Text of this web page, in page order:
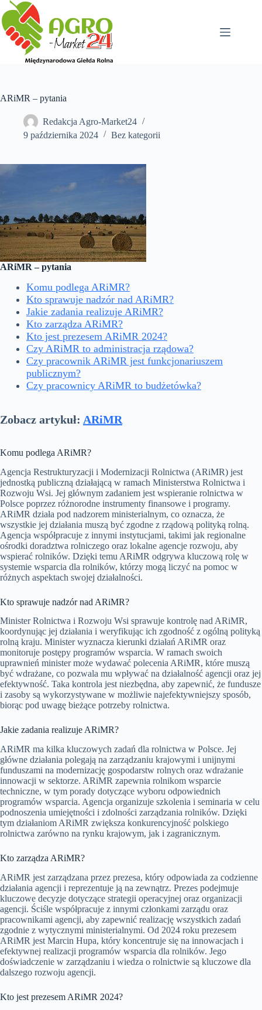
Przejdź
do
treści
ARiMR – pytania
Redakcja Agro-Market24
9 października 2024
Bez kategorii
ARiMR – pytania
Komu podlega ARiMR?
Kto sprawuje nadzór nad ARiMR?
Jakie zadania realizuje ARiMR?
Kto zarządza ARiMR?
Kto jest prezesem ARiMR 2024?
Czy ARiMR to administracja rządowa?
Czy pracownik ARiMR jest funkcjonariuszem
publicznym?
Czy pracownicy ARiMR to budżetówka?
Zobacz artykuł: ARiMR
Komu podlega ARiMR?
Agencja Restrukturyzacji i Modernizacji Rolnictwa (ARiMR) jest
jednostką publiczną działającą w ramach Ministerstwa Rolnictwa i
Rozwoju Wsi. Jej głównym zadaniem jest wspieranie rolnictwa w
Polsce poprzez różnorodne instrumenty finansowe i programy.
ARiMR działa pod nadzorem ministerialnym, co oznacza, że
wszystkie jej działania muszą być zgodne z rządową polityką rolną.
Agencja współpracuje z innymi instytucjami, takimi jak regionalne
ośrodki doradztwa rolniczego oraz lokalne agencje rozwoju, aby
wspierać rolników. Dzięki temu ARiMR odgrywa kluczową rolę w
systemie wsparcia dla rolników, którzy mogą liczyć na pomoc w
różnych aspektach swojej działalności.
Kto sprawuje nadzór nad ARiMR?
Minister Rolnictwa i Rozwoju Wsi sprawuje kontrolę nad ARiMR,
koordynując jej działania i weryfikując ich zgodność z ogólną polityką
rolną kraju. Minister wyznacza kierunki działań ARiMR oraz
monitoruje postępy programów wsparcia. W ramach swoich
uprawnień minister może wydawać polecenia ARiMR, które muszą
być wdrażane, co pozwala mu wpływać na działalność agencji oraz jej
efektywność. Taka kontrola jest niezbędna, aby zapewnić, że fundusze
i zasoby są wykorzystywane w możliwie najefektywniejszy sposób,
biorąc pod uwagę bieżące potrzeby rolnictwa.
Jakie zadania realizuje ARiMR?
ARiMR ma kilka kluczowych zadań dla rolnictwa w Polsce. Jej
główne działania polegają na zarządzaniu krajowymi i unijnymi
funduszami na modernizację gospodarstw rolnych oraz wdrażanie
innowacji w sektorze. ARiMR zapewnia rolnikom wsparcie
techniczne, w tym porady dotyczące wyboru odpowiednich
programów wsparcia. Agencja organizuje szkolenia i seminaria w celu
podnoszenia umiejętności i zdolności zarządzania rolników. Dzięki
tym działaniom ARiMR zwiększa konkurencyjność polskiego
rolnictwa zarówno na rynku krajowym, jak i zagranicznym.
Kto zarządza ARiMR?
ARiMR jest zarządzana przez prezesa, który odpowiada za codzienne
działania agencji i reprezentuje ją na zewnątrz. Prezes podejmuje
kluczowe decyzje dotyczące strategii operacyjnej oraz organizacji
agencji. Ściśle współpracuje z innymi członkami zarządu oraz
pracownikami agencji, aby zapewnić realizację wszystkich zadań
zgodnie z wytycznymi ministerialnymi. Od 2024 roku prezesem
ARiMR jest Marcin Hupa, który koncentruje się na innowacjach i
efektywnej realizacji programów wsparcia dla rolników. Jego
doświadczenie w zarządzaniu i wiedza o rolnictwie są kluczowe dla
dalszego rozwoju agencji.
Kto jest prezesem ARiMR 2024?